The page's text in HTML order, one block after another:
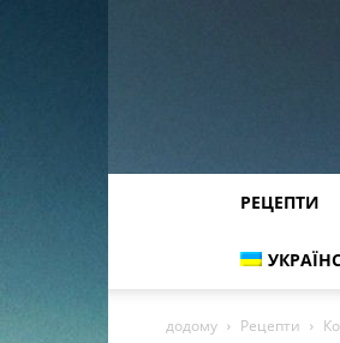
РЕЦЕПТИ
додому Рецепти